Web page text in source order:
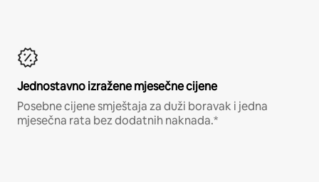
Jednostavno izražene mjesečne cijene
Posebne cijene smještaja za duži boravak i jedna
mjesečna rata bez dodatnih naknada.*